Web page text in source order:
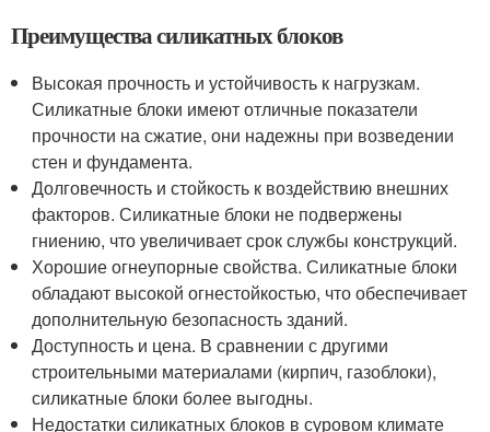
Преимущества силикатных блоков
Высокая прочность и устойчивость к нагрузкам.
Силикатные блоки имеют отличные показатели
прочности на сжатие, они надежны при возведении
стен и фундамента.
Долговечность и стойкость к воздействию внешних
факторов. Силикатные блоки не подвержены
гниению, что увеличивает срок службы конструкций.
Хорошие огнеупорные свойства. Силикатные блоки
обладают высокой огнестойкостью, что обеспечивает
дополнительную безопасность зданий.
Доступность и цена. В сравнении с другими
строительными материалами (кирпич, газоблоки),
силикатные блоки более выгодны.
Недостатки силикатных блоков в суровом климате